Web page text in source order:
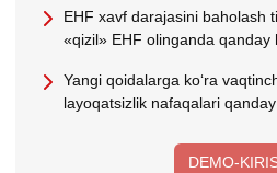
EHF хavf darajasini baholash
«qizil» EHF olinganda qanday
Yangi qoidalarga koʻra
layoqatsizlik nafaqalari qanday
DEMO-